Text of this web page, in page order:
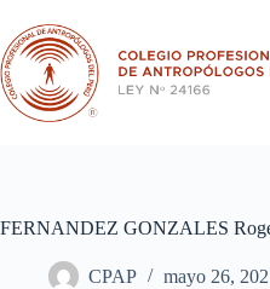
contenido
FERNANDEZ GONZALES
CPAP mayo 26,